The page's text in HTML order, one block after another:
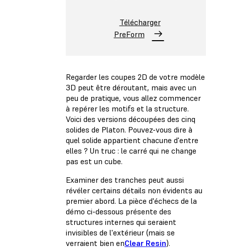
Télécharger
PreForm
Regarder les coupes 2D de votre modèle
3D peut être déroutant, mais avec un
peu de pratique, vous allez commencer
à repérer les motifs et la structure.
Voici des versions découpées des cinq
solides de Platon. Pouvez-vous dire à
quel solide appartient chacune d'entre
elles ? Un truc : le carré qui ne change
pas est un cube.
Examiner des tranches peut aussi
révéler certains détails non évidents au
premier abord. La pièce d'échecs de la
démo ci-dessous présente des
structures internes qui seraient
invisibles de l'extérieur (mais se
verraient bien enClear Resin).